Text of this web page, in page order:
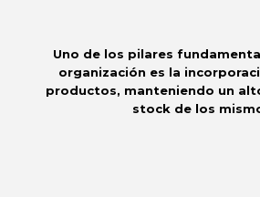
Uno de los pilares
organización es la
productos, manteniendo un
stock de los